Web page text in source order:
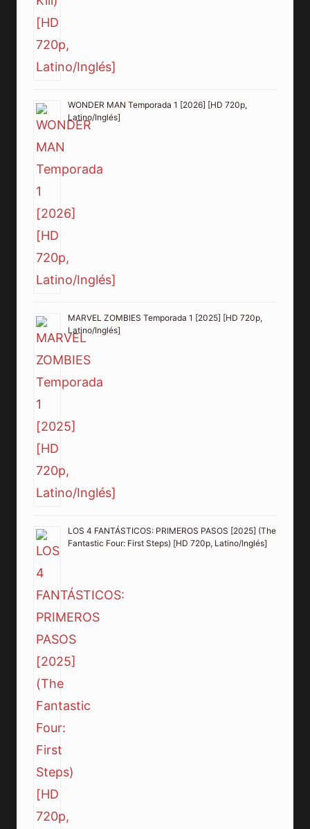
WONDER MAN Temporada 1 [2026] [HD 720p,
Latino/Inglés]
MARVEL ZOMBIES Temporada 1 [2025] [HD 720p,
Latino/Inglés]
LOS 4 FANTÁSTICOS: PRIMEROS PASOS [2025] (The
Fantastic Four: First Steps) [HD 720p, Latino/Inglés]